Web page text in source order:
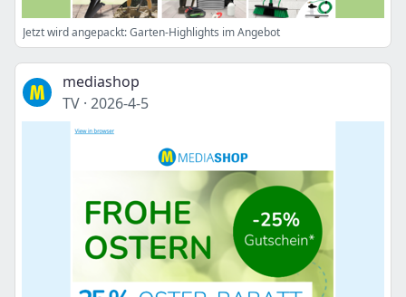
Jetzt wird angepackt: Garten-Highlights im Angebot
mediashop
TV · 2026-4-5